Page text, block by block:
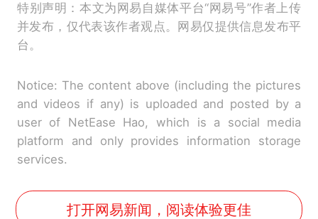
特别声明：本文为网易自媒体平台“网易号”作者上传
并发布，仅代表该作者观点。网易仅提供信息发布平
台。
Notice: The content above (including the pictures
and videos if any) is uploaded and posted by a
user of NetEase Hao, which is a social media
platform and only provides information storage
services.
打开网易新闻，阅读体验更佳